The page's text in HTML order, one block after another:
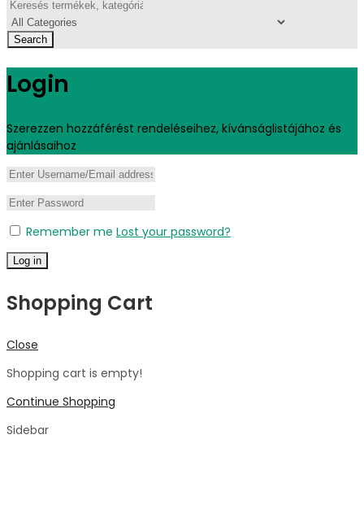
Search
Login
Szerezzen hozzáférést rendeléseihez, kívánságlistájához és
ajánlásaihoz
Remember me Lost your password?
Log in
Shopping Cart
Close
Shopping cart is empty!
Continue Shopping
Sidebar